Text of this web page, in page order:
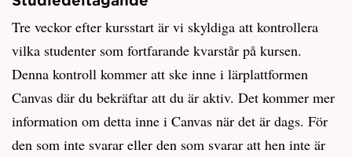
Tre veckor efter kursstart är vi skyldiga att kontrollera
vilka studenter som fortfarande kvarstår på kursen.
Denna kontroll kommer att ske inne i lärplattformen
Canvas där du bekräftar att du är aktiv. Det kommer mer
information om detta inne i Canvas när det är dags. För
den som inte svarar eller den som svarar att hen inte är